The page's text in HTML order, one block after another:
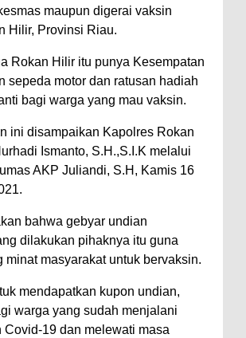
maupun digerai vaksin
Hilir, Provinsi Riau.
Rokan Hilir itu punya Kesempatan
sepeda motor dan ratusan hadiah
bagi warga yang mau vaksin.
ini disampaikan Kapolres Rokan
Ismanto, S.H.,S.I.K melalui
AKP Juliandi, S.H, Kamis 16
bahwa gebyar undian
dilakukan pihaknya itu guna
minat masyarakat untuk bervaksin.
mendapatkan kupon undian,
warga yang sudah menjalani
Covid-19 dan melewati masa